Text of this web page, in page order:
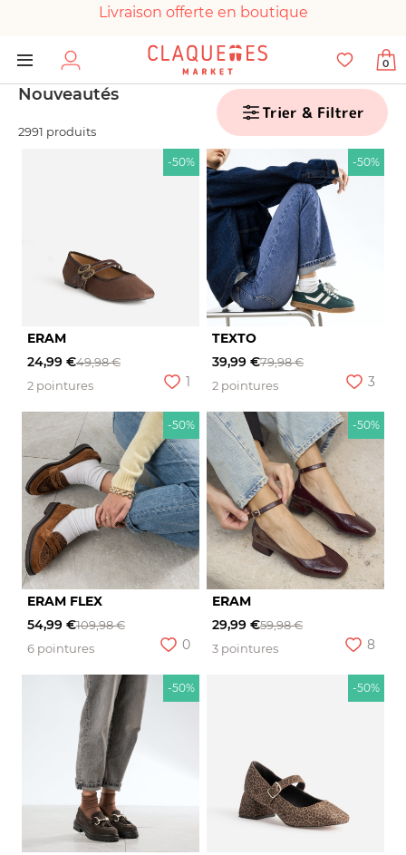
Livraison offerte en boutique
Paiement 100% sécurisé
Chaussures garanties en parfait état
0
Nouveautés
2991 produits
Trier & Filtrer
-50%
ERAM
24,99 €49,98 €
2 pointures
1
-50%
TEXTO
39,99 €79,98 €
2 pointures
3
-50%
ERAM FLEX
54,99 €109,98 €
6 pointures
0
-50%
ERAM
29,99 €59,98 €
3 pointures
8
-50% -50%